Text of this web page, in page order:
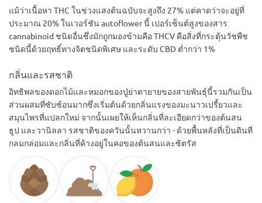
แม้ว่าเนื้อหา THC ในช่วงแสงต้นฉบับจะสูงถึง 27% แต่คาดว่าจะอยู่ที่
ประมาณ 20% ในเวอร์ชัน autoflower นี้ เปอร์เซ็นต์สูงของสาร
cannabinoid ชนิดอื่นซึ่งมักถูกมองข้ามคือ THCV คือสิ่งที่กระตุ้นวัชพืช
ชนิดนี้ด้วยฤทธิ์ทางจิตชนิดพิเศษ และระดับ CBD ต่ำกว่า 1%
กลิ่นและรสชาติ
อิทธิพลของดอกไม้และหมอกของปู่ย่าตายายของสายพันธุ์นี้รวมกันเป็น
ส่วนผสมที่ซับซ้อนมากซึ่งเริ่มต้นด้วยกลิ่นแรงของมะนาวเปรี้ยวและ
สมุนไพรที่แปลกใหม่ จากนั้นเผยให้เห็นกลิ่นที่ละเอียดกว่าของต้นสน
ธูป และวานิลลา รสชาติของควันนั้นหวานกว่า - ด้วยพื้นหลังที่เป็นดินที่
กลมกล่อมและกลิ่นที่ค้างอยู่ในคอของต้นสนและซิตรัส